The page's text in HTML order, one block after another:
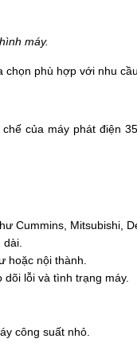
máy.
phù hợp với nhu
của máy phát điện
Cummins, Mitsubishi,
hoặc nội thành.
lỗi và tình trạng máy.
công suất nhỏ.